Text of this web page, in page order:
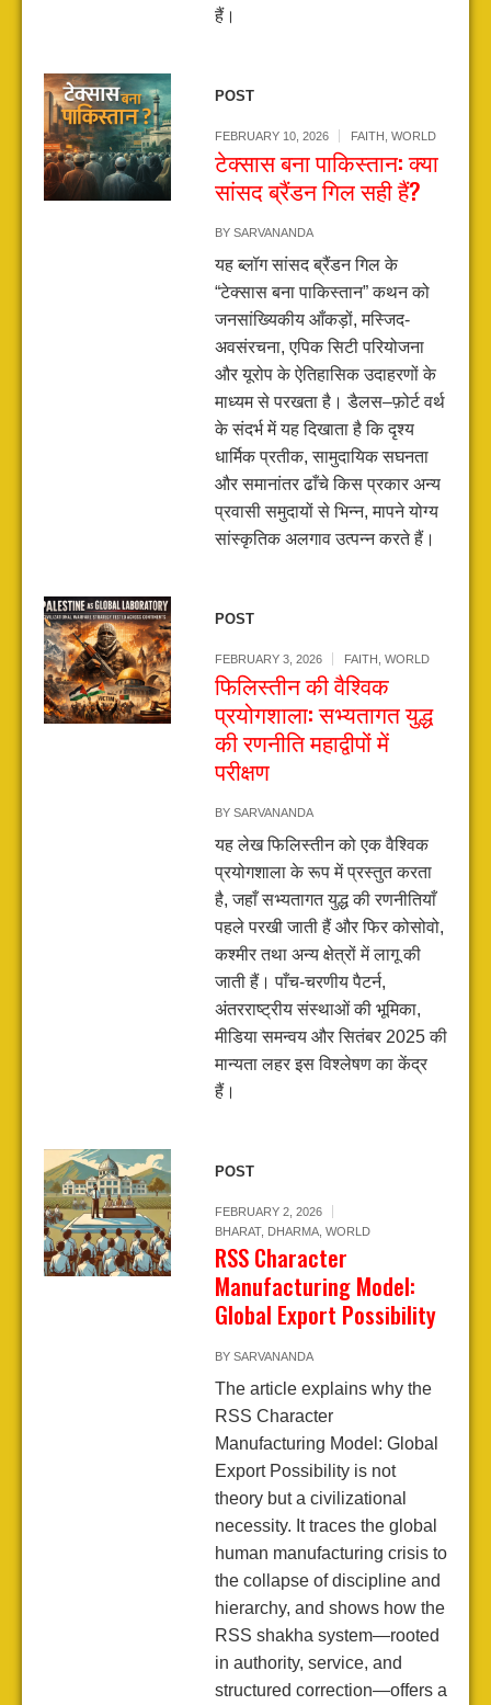
हैं।
POST
FEBRUARY 10, 2026 FAITH WORLD
टेक्सास बना पाकिस्तान: क्या
सांसद ब्रैंडन गिल सही हैं?
BY SARVANANDA
यह ब्लॉग सांसद ब्रैंडन गिल के
“टेक्सास बना पाकिस्तान” कथन को
जनसांख्यिकीय आँकड़ों, मस्जिद-
अवसंरचना, एपिक सिटी परियोजना
और यूरोप के ऐतिहासिक उदाहरणों के
माध्यम से परखता है। डैलस–फ़ोर्ट वर्थ
के संदर्भ में यह दिखाता है कि दृश्य
धार्मिक प्रतीक, सामुदायिक सघनता
और समानांतर ढाँचे किस प्रकार अन्य
प्रवासी समुदायों से भिन्न, मापने योग्य
सांस्कृतिक अलगाव उत्पन्न करते हैं।
POST
FEBRUARY 3, 2026 FAITH WORLD
फिलिस्तीन की वैश्विक
प्रयोगशाला: सभ्यतागत युद्ध
की रणनीति महाद्वीपों में
परीक्षण
BY SARVANANDA
यह लेख फिलिस्तीन को एक वैश्विक
प्रयोगशाला के रूप में प्रस्तुत करता
है, जहाँ सभ्यतागत युद्ध की रणनीतियाँ
पहले परखी जाती हैं और फिर कोसोवो,
कश्मीर तथा अन्य क्षेत्रों में लागू की
जाती हैं। पाँच-चरणीय पैटर्न,
अंतरराष्ट्रीय संस्थाओं की भूमिका,
मीडिया समन्वय और सितंबर 2025 की
मान्यता लहर इस विश्लेषण का केंद्र
हैं।
POST
FEBRUARY 2, 2026
BHARAT, DHARMA, WORLD
RSS Character
Manufacturing Model:
Global Export Possibility
BY SARVANANDA
The article explains why the
RSS Character
Manufacturing Model: Global
Export Possibility is not
theory but a civilizational
necessity. It traces the global
human manufacturing crisis to
the collapse of discipline and
hierarchy, and shows how the
RSS shakha system—rooted
in authority, service, and
structured correction—offers a